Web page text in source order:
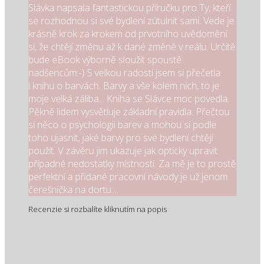
Slávka napsala fantastickou příručku pro Ty, kteří
se rozhodnou si své bydlení zútulnit sami. Vede je
krásně krok za krokem od prvotního uvědomění
si, že chtějí změnu až k dané změně v reálu. Určitě
bude eBook výborně sloužit spoustě
nadšencům:-) S velkou radostí jsem si přečetla
i knihu o barvách. Barvy a vše kolem nich, to je
moje velká záliba... Kniha se Slávce moc povedla.
Pěkně lidem vysvětluje základní pravidla. Přečtou
si něco o psychologii barev a mohou si podle
toho ujasnit, jaké barvy pro své bydlení chtějí
použít. V závěru jim ukazuje jak opticky upravit
případné nedostatky místnosti. Za mě je to prostě
perfektní a přidané pracovní návody je už jenom
čerešnička na dortu....
Recenzie si rozbalíte kliknutím na popis